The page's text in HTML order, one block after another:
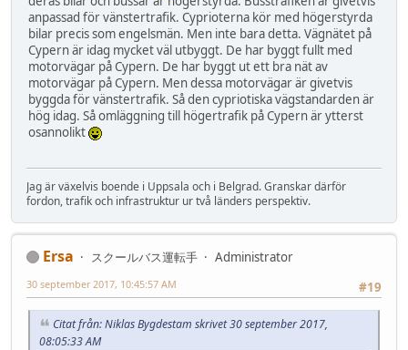
anpassad för vänstertrafik. Cyprioterna kör med högerstyrda
bilar precis som engelsmän. Men inte bara detta. Vägnätet på
Cypern är idag mycket väl utbyggt. De har byggt fullt med
motorvägar på Cypern. De har byggt ut ett bra nät av
motorvägar på Cypern. Men dessa motorvägar är givetvis
byggda för vänstertrafik. Så den cypriotiska vägstandarden är
hög idag. Så omläggning till högertrafik på Cypern är ytterst
osannolikt
Jag är växelvis boende i Uppsala och i Belgrad. Granskar därför
fordon, trafik och infrastruktur ur två länders perspektiv.
Ersa スクールバス運転手
Administrator
#19
30 september 2017, 10:45:57 AM
Citat från: Niklas Bygdestam skrivet 30 september 2017,
08:05:33 AM